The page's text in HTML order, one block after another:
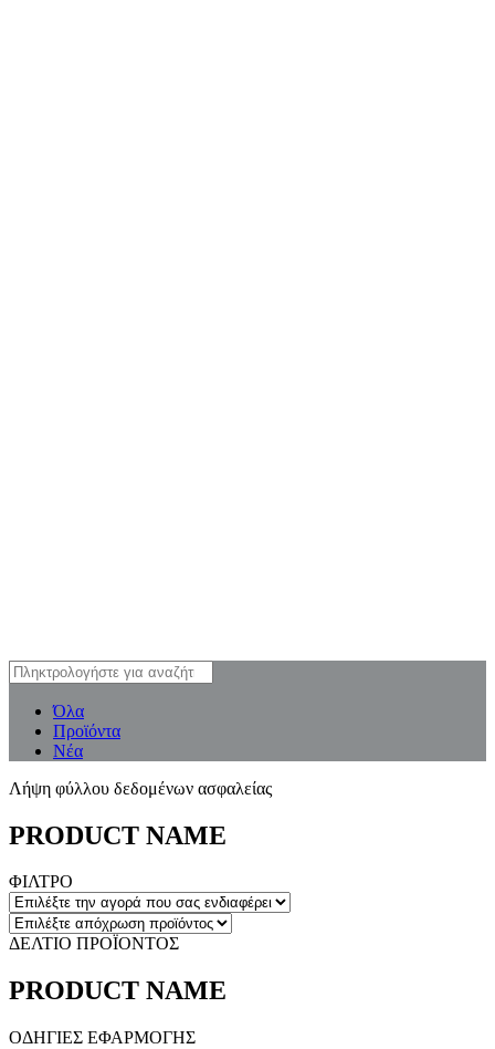
Όλα
Προϊόντα
Νέα
Λήψη φύλλου δεδομένων ασφαλείας
PRODUCT NAME
ΦΙΛΤΡΟ
ΔΕΛΤΙΟ ΠΡΟΪΟΝΤΟΣ
PRODUCT NAME
ΟΔΗΓΙΕΣ ΕΦΑΡΜΟΓΗΣ